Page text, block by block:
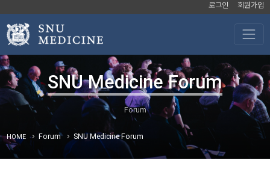
로그인 회원가입
SNU Medicine Forum
HOME Forum SNU Medicine Forum